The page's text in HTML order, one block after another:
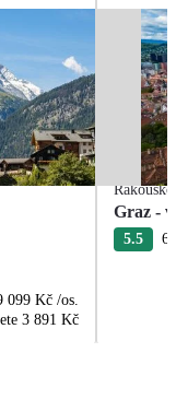
099 Kč /os.
3 891 Kč
Rakousko
Graz -
5.5 6